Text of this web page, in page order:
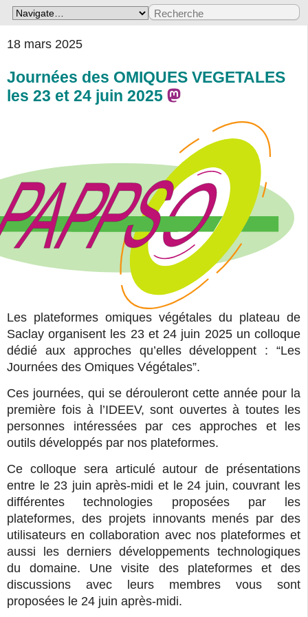
18 mars 2025
Journées des OMIQUES VEGETALES
les 23 et 24 juin 2025
Les plateformes omiques végétales du plateau de
Saclay organisent les 23 et 24 juin 2025 un colloque
dédié aux approches qu’elles développent : “Les
Journées des Omiques Végétales”.
Ces journées, qui se dérouleront cette année pour la
première fois à l’IDEEV, sont ouvertes à toutes les
personnes intéressées par ces approches et les
outils développés par nos plateformes.
Ce colloque sera articulé autour de présentations
entre le 23 juin après-midi et le 24 juin, couvrant les
différentes technologies proposées par les
plateformes, des projets innovants menés par des
utilisateurs en collaboration avec nos plateformes et
aussi les derniers développements technologiques
du domaine. Une visite des plateformes et des
discussions avec leurs membres vous sont
proposées le 24 juin après-midi.